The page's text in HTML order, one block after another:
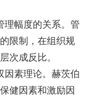
理幅度的关系。管
限制，在组织规
次成反比。
因素理论。赫茨伯
健因素和激励因